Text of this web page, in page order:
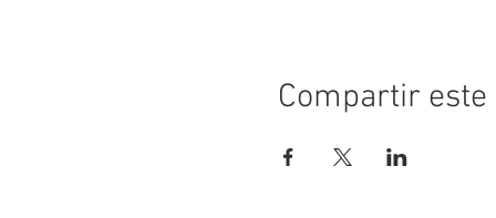
Compartir este